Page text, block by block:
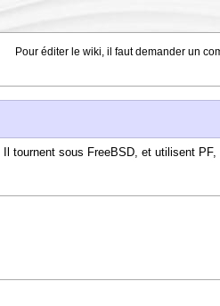
Pour éditer le wiki, il faut demander un
tournent sous FreeBSD, et utilisent